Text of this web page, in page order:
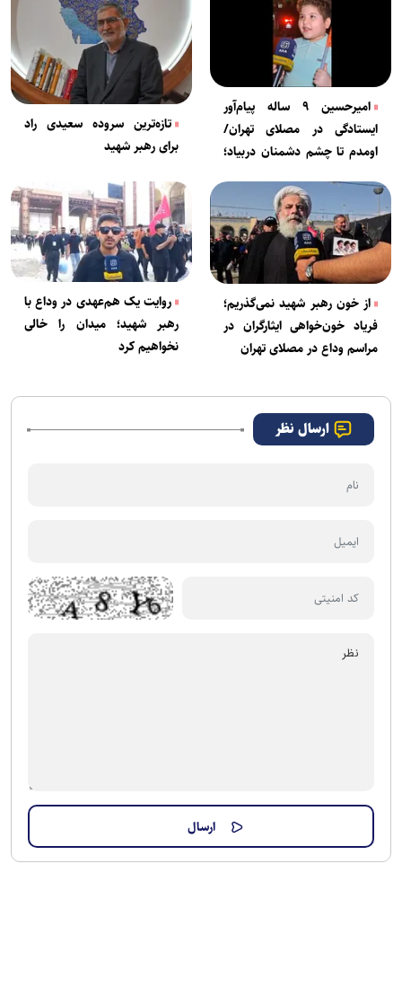
امیرحسین ۹ ساله پیام‌آور
ایستادگی در مصلای تهران/
اومدم تا چشم دشمنان دربیاد؛
اجنبی نمی‌دهیم
تازه‌ترین سروده سعیدی راد
برای رهبر شهید
از خون رهبر شهید نمی‌گذریم؛
فریاد خون‌خواهی ایثارگران در
مراسم وداع در مصلای تهران
روایت یک هم‌عهدی در وداع با
رهبر شهید؛ میدان را خالی
نخواهیم کرد
ارسال نظر